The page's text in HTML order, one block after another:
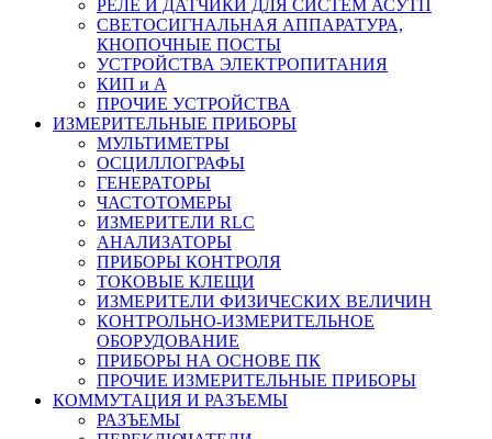
РЕЛЕ И ДАТЧИКИ ДЛЯ СИСТЕМ АСУТП
СВЕТОСИГНАЛЬНАЯ АППАРАТУРА,
КНОПОЧНЫЕ ПОСТЫ
УСТРОЙСТВА ЭЛЕКТРОПИТАНИЯ
КИП и А
ПРОЧИЕ УСТРОЙСТВА
ИЗМЕРИТЕЛЬНЫЕ ПРИБОРЫ
МУЛЬТИМЕТРЫ
ОСЦИЛЛОГРАФЫ
ГЕНЕРАТОРЫ
ЧАСТОТОМЕРЫ
ИЗМЕРИТЕЛИ RLC
АНАЛИЗАТОРЫ
ПРИБОРЫ КОНТРОЛЯ
ТОКОВЫЕ КЛЕЩИ
ИЗМЕРИТЕЛИ ФИЗИЧЕСКИХ ВЕЛИЧИН
КОНТРОЛЬНО-ИЗМЕРИТЕЛЬНОЕ
ОБОРУДОВАНИЕ
ПРИБОРЫ НА ОСНОВЕ ПК
ПРОЧИЕ ИЗМЕРИТЕЛЬНЫЕ ПРИБОРЫ
КОММУТАЦИЯ И РАЗЪЕМЫ
РАЗЪЕМЫ